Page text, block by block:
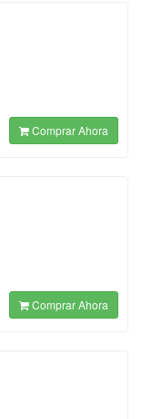
Comprar Ahora
Comprar Ahora